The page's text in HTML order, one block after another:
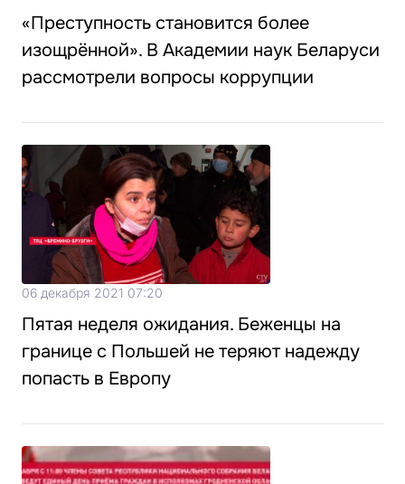
«Преступность становится более
изощрённой». В Академии наук Беларуси
рассмотрели вопросы коррупции
06 декабря 2021 07:20
Пятая неделя ожидания. Беженцы на
границе с Польшей не теряют надежду
попасть в Европу